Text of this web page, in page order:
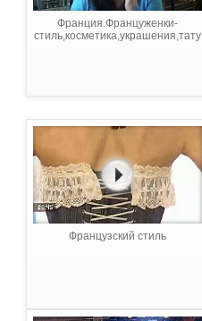
Франция.Француженки-
стиль,косметика,украшения,тату
Французский стиль